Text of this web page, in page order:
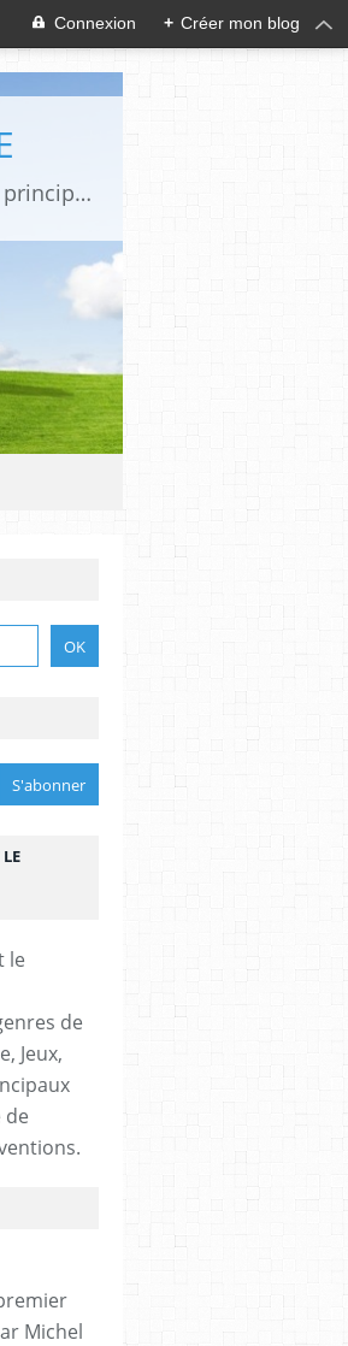
Connexion + Créer mon blog
Site sur toute la culture des genres de l'imaginaire: BD, Cinéma, Livre, Jeux, Théâtre. Présent dans les principaux festivals de film fantastique e de science-fiction, salons et conventions.
de
Jeux,
de
Michel